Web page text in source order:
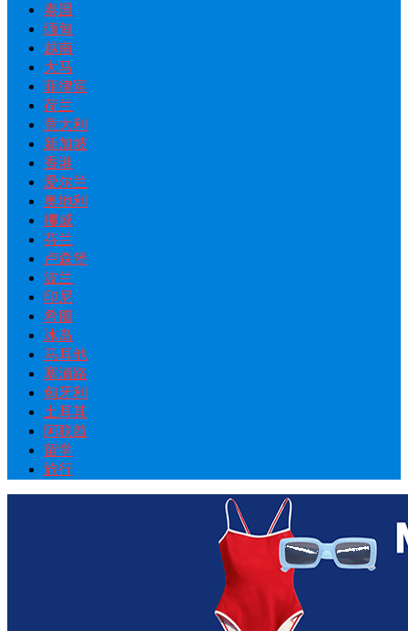
泰国
缅甸
越南
大马
菲律宾
荷兰
意大利
新加坡
香港
爱尔兰
奥地利
挪威
芬兰
卢森堡
波兰
印尼
希腊
冰岛
马耳他
塞浦路
匈牙利
土耳其
阿联酋
留学
旅行